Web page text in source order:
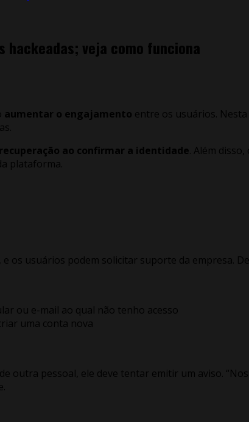
veja como funciona
aumentar o engajamento entre os usuários.
recuperação ao confirmar a identidade. Além
plataforma.
e os usuários podem solicitar suporte da empresa.
ou e-mail ao qual não tenho acesso
uma conta nova
outra pessoal, ele deve tentar emitir um aviso.